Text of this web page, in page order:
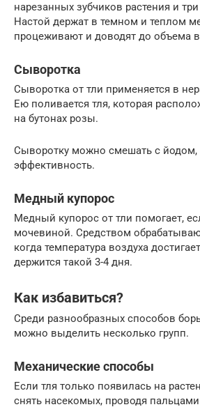
нарезанных зубчиков растения и
Настой держат в темном и теплом
процеживают и доводят до объема
Сыворотка
Сыворотка от тли применяется в
Ею поливается тля, которая
на бутонах розы.
Сыворотку можно смешать с йодом,
эффективность.
Медный купорос
Медный купорос от тли помогает,
мочевиной. Средством
когда температура воздуха
держится такой 3-4 дня.
Как избавиться?
Среди разнообразных способов
можно выделить несколько групп.
Механические способы
Если тля только появилась на
снять насекомых, проводя